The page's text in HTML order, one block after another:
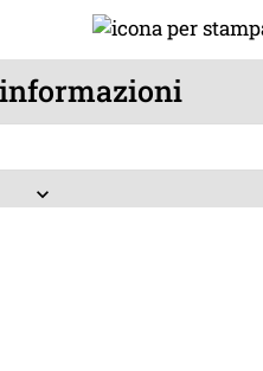
keyboard_arrow_down